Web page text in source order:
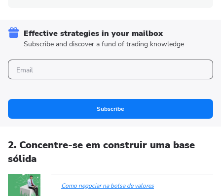
Effective strategies in your mailbox
Subscribe and discover a fund of trading knowledge
Subscribe
2. Concentre-se em construir uma base
sólida
Como negociar na bolsa de valores